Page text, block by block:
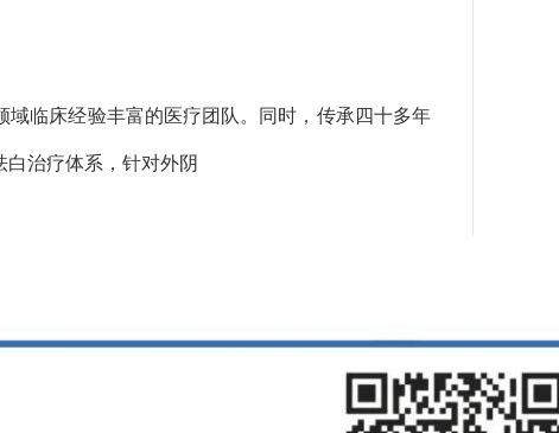
临床经验丰富的医疗团队。同时，传承四十多年
治疗体系，针对外阴